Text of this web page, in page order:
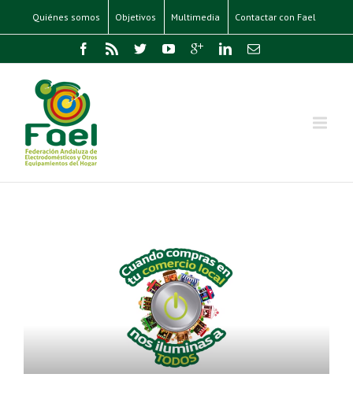
Quiénes somos Objetivos Multimedia Contactar con Fael